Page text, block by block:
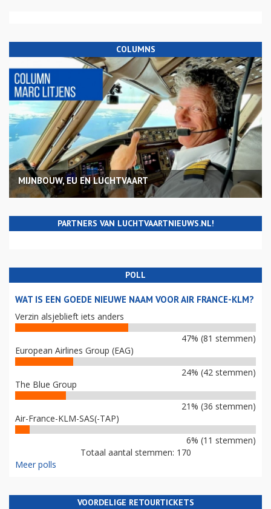
COLUMNS
MIJNBOUW, EU EN LUCHTVAART
PARTNERS VAN LUCHTVAARTNIEUWS.NL!
POLL
WAT IS EEN GOEDE NIEUWE NAAM VOOR AIR FRANCE-KLM?
Verzin alsjeblieft iets anders
47% (81 stemmen)
European Airlines Group (EAG)
24% (42 stemmen)
The Blue Group
21% (36 stemmen)
Air-France-KLM-SAS(-TAP)
6% (11 stemmen)
Totaal aantal stemmen: 170
Meer polls
VOORDELIGE RETOURTICKETS